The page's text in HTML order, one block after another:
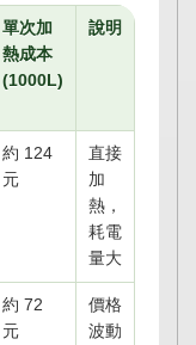
單次加
熱成本
(1000L)
說明
約 124
元
直接
加
熱，
耗電
量大
約 72
元
價格
波動